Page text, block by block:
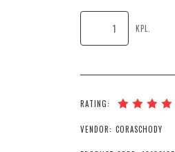
KPL.
RATING:
VENDOR: CORASCHODY